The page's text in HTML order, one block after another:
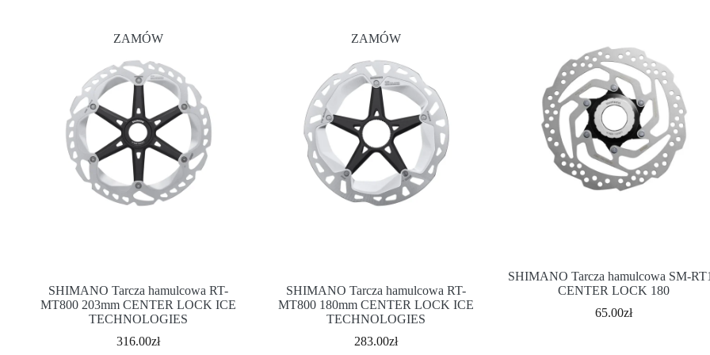
ZAMÓW
SHIMANO Tarcza hamulcowa RT-
MT800 203mm CENTER LOCK ICE
TECHNOLOGIES
316.00zł
ZAMÓW
SHIMANO Tarcza hamulcowa RT-
MT800 180mm CENTER LOCK ICE
TECHNOLOGIES
283.00zł
SHIMANO Tarcza hamulcowa SM-
CENTER LOCK 180
65.00zł